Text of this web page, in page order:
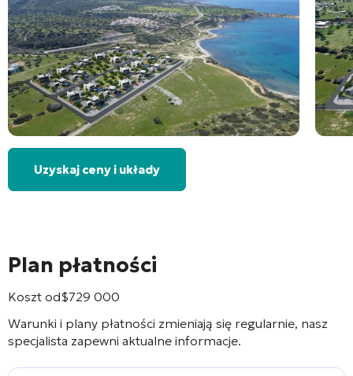
Uzyskaj ceny i układy
Plan płatności
Koszt od$729 000
Warunki i plany płatności zmieniają się regularnie, nasz
specjalista zapewni aktualne informacje.